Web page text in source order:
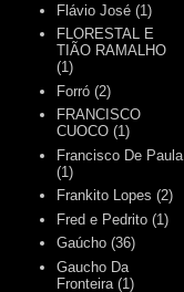
Flávio José (1)
FLORESTAL E
TIÃO RAMALHO
(1)
Forró (2)
FRANCISCO
CUOCO (1)
Francisco De Paula
(1)
Frankito Lopes (2)
Fred e Pedrito (1)
Gaúcho (36)
Gaucho Da
Fronteira (1)